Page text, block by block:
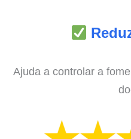
Ajuda a controlar a